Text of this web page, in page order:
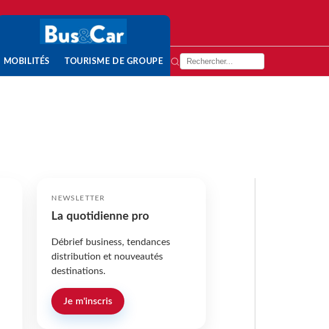
MOBILITÉS TOURISME DE GROUPE
NEWSLETTER
La quotidienne pro
Débrief business, tendances
distribution et nouveautés
destinations.
Je m'inscris